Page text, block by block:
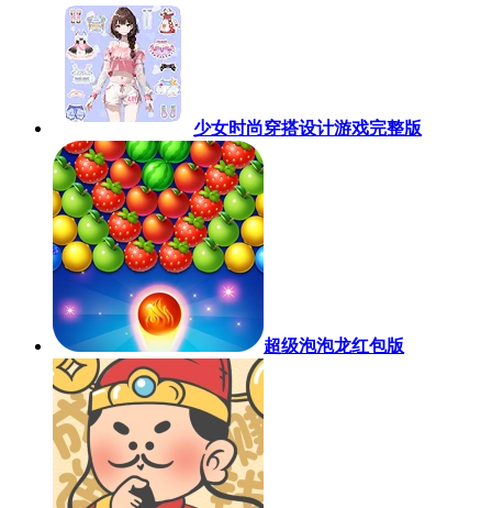
少女时尚穿搭设计游戏完整版
超级泡泡龙红包版